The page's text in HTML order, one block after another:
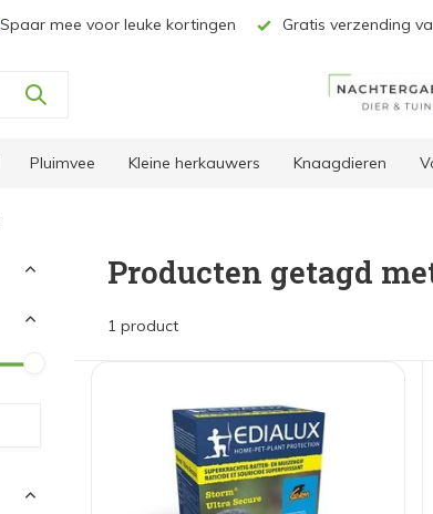
Spaar mee voor leuke kortingen Gratis verzending
Pluimvee Kleine herkauwers Knaagdieren
Producten getagd
1 product